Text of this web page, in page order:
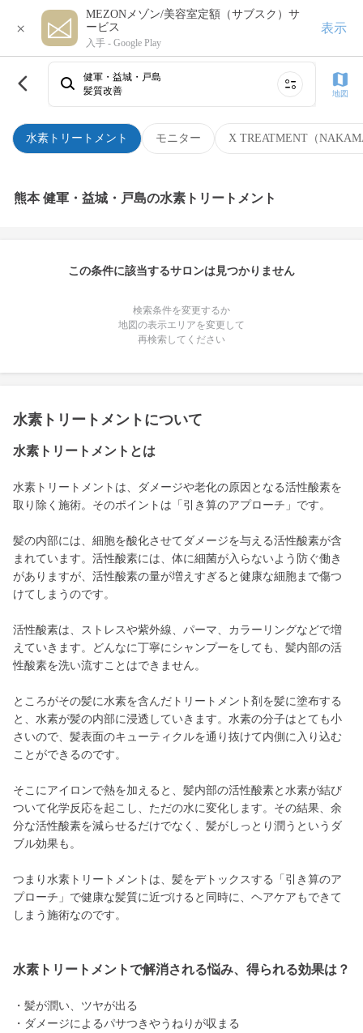
×
MEZONメゾン/美容室定額（サブスク）サ
ービス
入手 - Google Play
表示
水素トリートメント モニター X TREATMENT（
健軍・益城・戸島
髪質改善
地図
熊本 健軍・益城・戸島の水素トリートメント
この条件に該当するサロンは見つかりません
検索条件を変更するか
地図の表示エリアを変更して
再検索してください
水素トリートメントについて
水素トリートメントとは
水素トリートメントは、ダメージや老化の原因となる活性酸素を
取り除く施術。そのポイントは「引き算のアプローチ」です。
髪の内部には、細胞を酸化させてダメージを与える活性酸素が含
まれています。活性酸素には、体に細菌が入らないよう防ぐ働き
がありますが、活性酸素の量が増えすぎると健康な細胞まで傷つ
けてしまうのです。
活性酸素は、ストレスや紫外線、パーマ、カラーリングなどで増
えていきます。どんなに丁寧にシャンプーをしても、髪内部の活
性酸素を洗い流すことはできません。
ところがその髪に水素を含んだトリートメント剤を髪に塗布する
と、水素が髪の内部に浸透していきます。水素の分子はとても小
さいので、髪表面のキューティクルを通り抜けて内側に入り込む
ことができるのです。
そこにアイロンで熱を加えると、髪内部の活性酸素と水素が結び
ついて化学反応を起こし、ただの水に変化します。その結果、余
分な活性酸素を減らせるだけでなく、髪がしっとり潤うというダ
ブル効果も。
つまり水素トリートメントは、髪をデトックスする「引き算のア
プローチ」で健康な髪質に近づけると同時に、ヘアケアもできて
しまう施術なのです。
水素トリートメントで解消される悩み、得られる効果は？
・髪が潤い、ツヤが出る
・ダメージによるパサつきやうねりが収まる